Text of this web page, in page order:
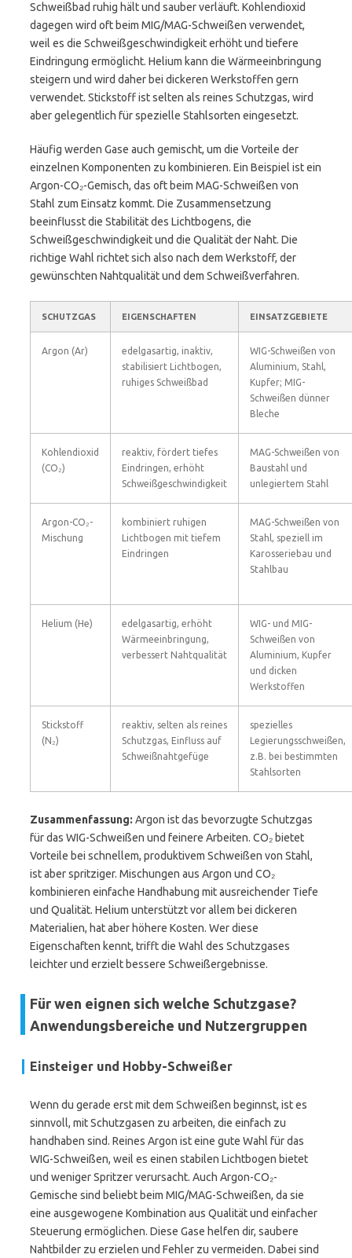
Schweißbad ruhig hält und sauber verläuft. Kohlendioxid
dagegen wird oft beim MIG/MAG-Schweißen verwendet,
weil es die Schweißgeschwindigkeit erhöht und tiefere
Eindringung ermöglicht. Helium kann die Wärmeeinbringung
steigern und wird daher bei dickeren Werkstoffen gern
verwendet. Stickstoff ist selten als reines Schutzgas, wird
aber gelegentlich für spezielle Stahlsorten eingesetzt.
Häufig werden Gase auch gemischt, um die Vorteile der
einzelnen Komponenten zu kombinieren. Ein Beispiel ist ein
Argon-CO₂-Gemisch, das oft beim MAG-Schweißen von
Stahl zum Einsatz kommt. Die Zusammensetzung
beeinflusst die Stabilität des Lichtbogens, die
Schweißgeschwindigkeit und die Qualität der Naht. Die
richtige Wahl richtet sich also nach dem Werkstoff, der
gewünschten Nahtqualität und dem Schweißverfahren.
SCHUTZGAS EIGENSCHAFTEN EINSATZGEBIETE
Argon (Ar)
edelgasartig, inaktiv,
stabilisiert Lichtbogen,
ruhiges Schweißbad
WIG-Schweißen von
Aluminium, Stahl,
Kupfer; MIG-
Schweißen dünner
Bleche
Kohlendioxid
(CO₂)
reaktiv, fördert tiefes
Eindringen, erhöht
Schweißgeschwindigkeit
MAG-Schweißen von
Baustahl und
unlegiertem Stahl
Argon-CO₂-
Mischung
kombiniert ruhigen
Lichtbogen mit tiefem
Eindringen
MAG-Schweißen von
Stahl, speziell im
Karosseriebau und
Stahlbau
Helium (He)
edelgasartig, erhöht
Wärmeeinbringung,
verbessert Nahtqualität
WIG- und MIG-
Schweißen von
Aluminium, Kupfer
und dicken
Werkstoffen
Stickstoff
(N₂)
reaktiv, selten als reines
Schutzgas, Einfluss auf
Schweißnahtgefüge
spezielles
Legierungsschweißen,
z.B. bei bestimmten
Stahlsorten
Zusammenfassung: Argon ist das bevorzugte Schutzgas
für das WIG-Schweißen und feinere Arbeiten. CO₂ bietet
Vorteile bei schnellem, produktivem Schweißen von Stahl,
ist aber spritziger. Mischungen aus Argon und CO₂
kombinieren einfache Handhabung mit ausreichender Tiefe
und Qualität. Helium unterstützt vor allem bei dickeren
Materialien, hat aber höhere Kosten. Wer diese
Eigenschaften kennt, trifft die Wahl des Schutzgases
leichter und erzielt bessere Schweißergebnisse.
Für wen eignen sich welche Schutzgase?
Anwendungsbereiche und Nutzergruppen
Einsteiger und Hobby-Schweißer
Wenn du gerade erst mit dem Schweißen beginnst, ist es
sinnvoll, mit Schutzgasen zu arbeiten, die einfach zu
handhaben sind. Reines Argon ist eine gute Wahl für das
WIG-Schweißen, weil es einen stabilen Lichtbogen bietet
und weniger Spritzer verursacht. Auch Argon-CO₂-
Gemische sind beliebt beim MIG/MAG-Schweißen, da sie
eine ausgewogene Kombination aus Qualität und einfacher
Steuerung ermöglichen. Diese Gase helfen dir, saubere
Nahtbilder zu erzielen und Fehler zu vermeiden. Dabei sind